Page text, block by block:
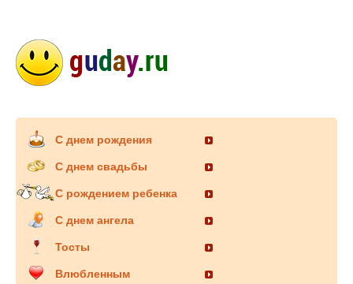
С днем рождения
С днем свадьбы
С рождением ребенка
С днем ангела
Тосты
Влюбленным